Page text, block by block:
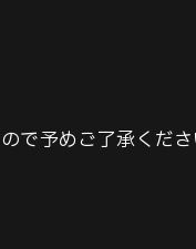
で予めご了承くだ